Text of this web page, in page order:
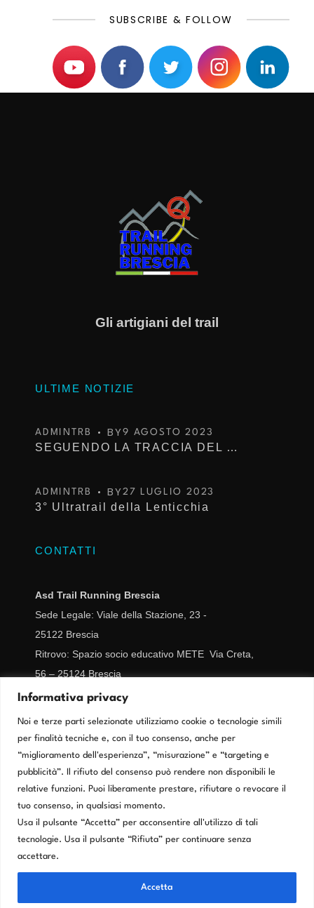
Informativa privacy
Noi e terze parti selezionate utilizziamo cookie o tecnologie simili
per finalità tecniche e, con il tuo consenso, anche per
“miglioramento dell'esperienza”, “misurazione” e “targeting e
pubblicità”. Il rifiuto del consenso può rendere non disponibili le
relative funzioni. Puoi liberamente prestare, rifiutare o revocare il
tuo consenso, in qualsiasi momento.
Usa il pulsante “Accetta” per acconsentire all'utilizzo di tali
tecnologie. Usa il pulsante “Rifiuta” per continuare senza
accettare.
Accetta
SUBSCRIBE & FOLLOW
Gli artigiani del trail
ULTIME NOTIZIE
SEGUENDO LA TRACCIA DEL TROFEO KIMA
9 AGOSTO 2023
BY
ADMINTRB
3° Ultratrail della Lenticchia
27 LUGLIO 2023
BY
ADMINTRB
CONTATTI
Asd Trail Running Brescia
Sede Legale: Viale della Stazione, 23 -
25122 Brescia
Ritrovo: Spazio socio educativo METE Via Creta,
56 – 25124 Brescia
CF/IVA 02977670989
Cookie Policy
Privacy Policy